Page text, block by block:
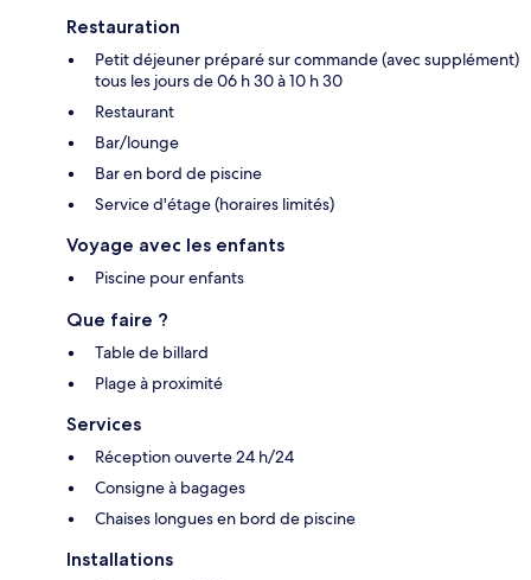
Restauration
Petit déjeuner préparé sur commande (avec supplément)
tous les jours de 06 h 30 à 10 h 30
Restaurant
Bar/lounge
Bar en bord de piscine
Service d'étage (horaires limités)
Voyage avec les enfants
Piscine pour enfants
Que faire ?
Table de billard
Plage à proximité
Services
Réception ouverte 24 h/24
Consigne à bagages
Chaises longues en bord de piscine
Installations